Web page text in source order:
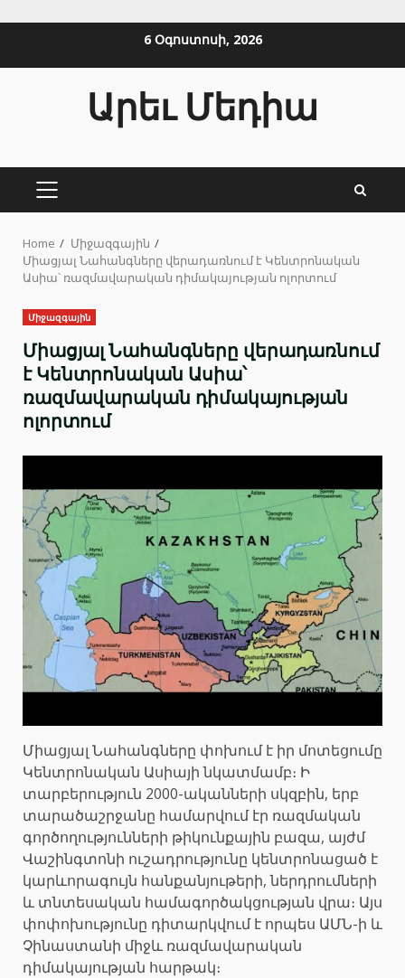
6 Օգոստոսի, 2026
Արեւ Մեդիա
PRIMARY
Home
Միջազգային
Միացյալ Նահանգները վերադառնում է Կենտրոնական
Ասիա՝ ռազմավարական դիմակայության ոլորտում
Միջազգային
Միացյալ Նահանգները վերադառնում
է Կենտրոնական Ասիա՝
ռազմավարական դիմակայության
ոլորտում
Միացյալ Նահանգները փոխում է իր մոտեցումը
Կենտրոնական Ասիայի նկատմամբ։ Ի
տարբերություն 2000-ականների սկզբին, երբ
տարածաշրջանը համարվում էր ռազմական
գործողությունների թիկունքային բազա, այժմ
Վաշինգտոնի ուշադրությունը կենտրոնացած է
կարևորագույն հանքանյութերի, ներդրումների
և տնտեսական համագործակցության վրա։ Այս
փոփոխությունը դիտարկվում է որպես ԱՄՆ-ի և
Չինաստանի միջև ռազմավարական
դիմակայության հարթակ։